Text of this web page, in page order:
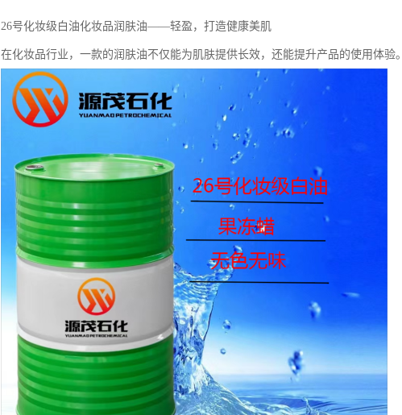
26号化妆级白油化妆品润肤油——轻盈，打造健康美肌
在化妆品行业，一款的润肤油不仅能为肌肤提供长效，还能提升产品的使用体验。